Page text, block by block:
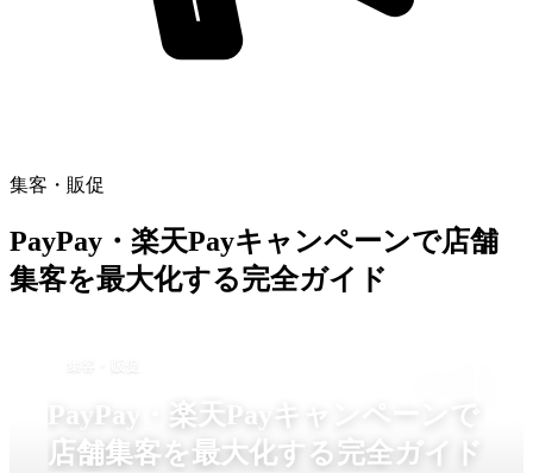
集客・販促
PayPay・楽天Payキャンペーンで店舗
集客を最大化する完全ガイド
PayPay・楽天Payキャンペーンで
店舗集客を最大化する完全ガイド